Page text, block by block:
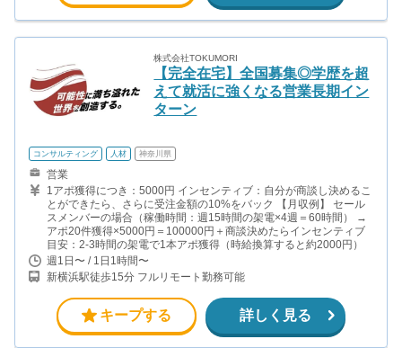
株式会社TOKUMORI
【完全在宅】全国募集◎学歴を超
えて就活に強くなる営業長期イン
ターン
コンサルティング 人材 神奈川県
営業
1アポ獲得につき：5000円 インセンティブ：自分が商談し決めるこ
とができたら、さらに受注金額の10%をバック 【月収例】 セール
スメンバーの場合（稼働時間：週15時間の架電×4週＝60時間） →
アポ20件獲得×5000円＝100000円＋商談決めたらインセンティブ
目安：2-3時間の架電で1本アポ獲得（時給換算すると約2000円）
週1日〜 / 1日1時間〜
新横浜駅徒歩15分 フルリモート勤務可能
キープする 詳しく見る